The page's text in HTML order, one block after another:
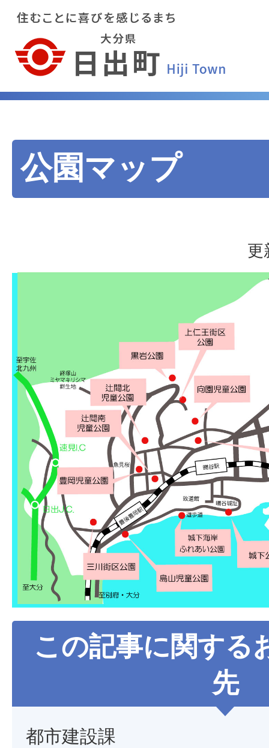
公園マップ
更
この記事に関する
先
都市建設課